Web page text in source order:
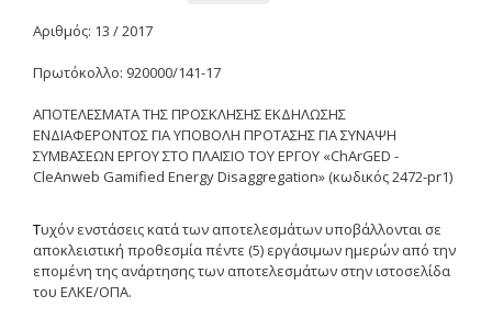
Ερευνών
Οδηγός Διαχείρισης
Οδηγός Διαχείρισης
(ιστορικό αρχείο)
Δημοσιότητα
Λογότυπα - Πλαίσια
Χρηματοδότησης
Αριθμός: 13 / 2017
Πρωτόκολλο: 920000/141-17
ΑΠΟΤΕΛΕΣΜΑΤΑ ΤΗΣ ΠΡΟΣΚΛΗΣΗΣ ΕΚΔΗΛΩΣΗΣ
ΕΝΔΙΑΦΕΡΟΝΤΟΣ ΓΙΑ ΥΠΟΒΟΛΗ ΠΡΟΤΑΣΗΣ ΓΙΑ ΣΥΝΑΨΗ
ΣΥΜΒΑΣΕΩΝ ΕΡΓΟΥ ΣΤΟ ΠΛΑΙΣΙΟ ΤΟΥ ΕΡΓΟΥ «ChArGED -
CleAnweb Gamified Energy Disaggregation» (κωδικός 2472-pr1)
Τυχόν ενστάσεις κατά των αποτελεσμάτων υποβάλλονται σε
αποκλειστική προθεσμία πέντε (5) εργάσιμων ημερών από την
επομένη της ανάρτησης των αποτελεσμάτων στην ιστοσελίδα
του ΕΛΚΕ/ΟΠΑ.